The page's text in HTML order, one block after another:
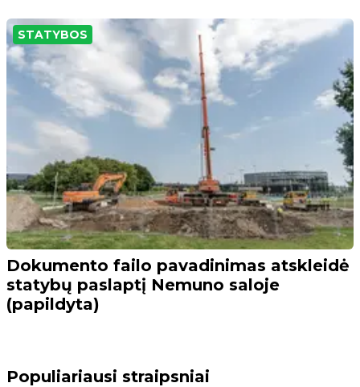
STATYBOS
Dokumento failo pavadinimas atskleidė
statybų paslaptį Nemuno saloje
(papildyta)
Populiariausi straipsniai